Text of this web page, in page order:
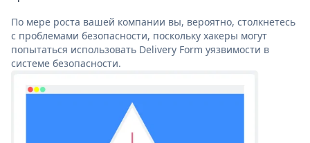
По мере роста вашей компании вы, вероятно, столкнетесь
с проблемами безопасности, поскольку хакеры могут
попытаться использовать Delivery Form уязвимости в
системе безопасности.